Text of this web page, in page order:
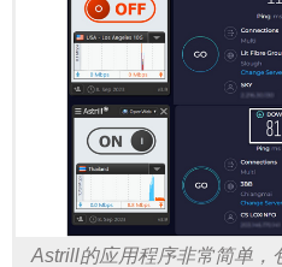
Astrill的应用程序非常简单，